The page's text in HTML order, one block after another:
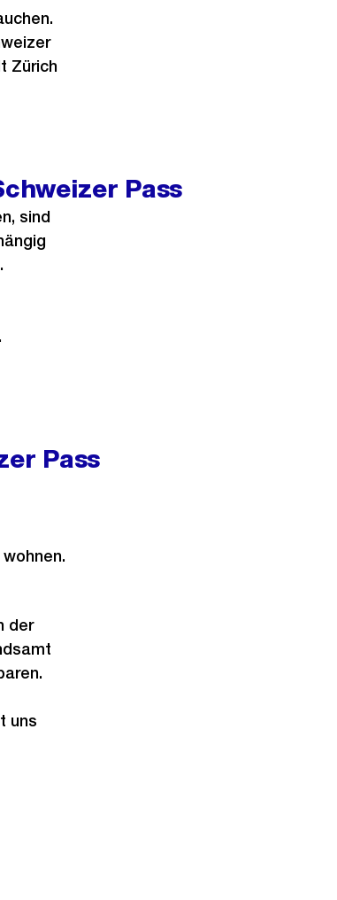
Zürich
Pass
sind
Pass
der
uns